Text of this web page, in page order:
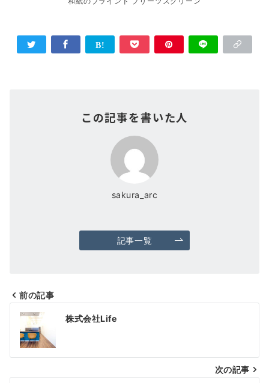
この記事を書いた人
sakura_arc
記事一覧
投
稿
ナ
ビ
前の記事
株式会社Life
次の記事